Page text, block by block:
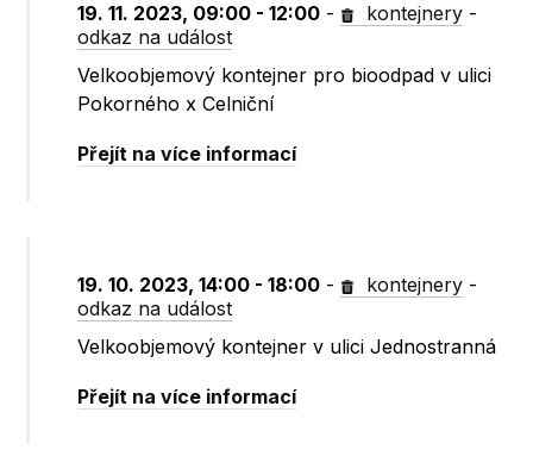
19. 11. 2023, 09:00 - 12:00 - kontejnery -
odkaz na událost
Velkoobjemový kontejner pro bioodpad v ulici
Pokorného x Celniční
Přejít na více informací
19. 10. 2023, 14:00 - 18:00 - kontejnery -
odkaz na událost
Velkoobjemový kontejner v ulici Jednostranná
Přejít na více informací